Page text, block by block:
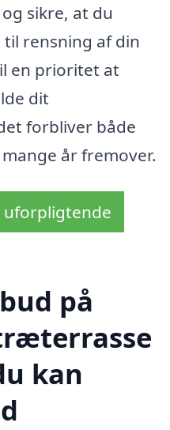
sikre, at du
rensning af din
en prioritet at
dit
forbliver både
år fremover.
uforpligtende
på
kan